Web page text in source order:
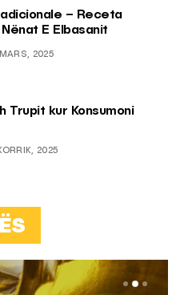
– Receta
E Elbasanit
2025
Trupit kur Konsumoni
2025